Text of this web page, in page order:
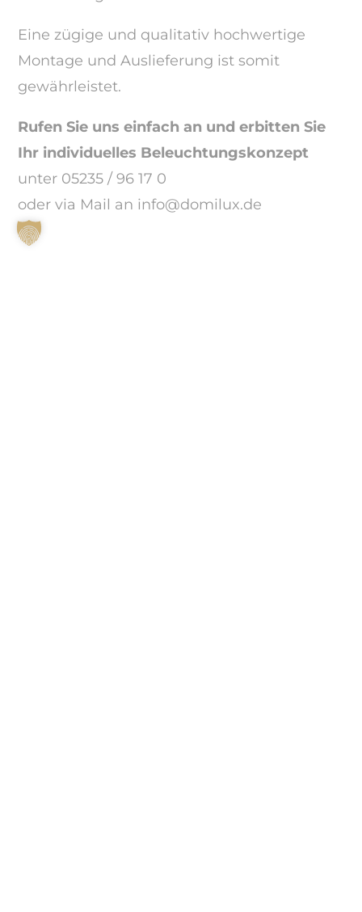
Eine zügige und qualitativ hochwertige
Montage und Auslieferung ist somit
gewährleistet.
Rufen Sie uns einfach an und erbitten Sie
Ihr individuelles Beleuchtungskonzept
unter 05235 / 96 17 0
oder via Mail an info@domilux.de